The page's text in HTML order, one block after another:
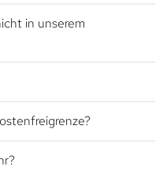
in unserem